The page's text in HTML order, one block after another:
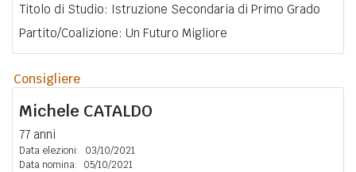
Titolo di Studio: Istruzione Secondaria di Primo Grado
Partito/Coalizione: Un Futuro Migliore
Consigliere
Michele CATALDO
77 anni
Data elezioni:
03/10/2021
Data nomina:
05/10/2021